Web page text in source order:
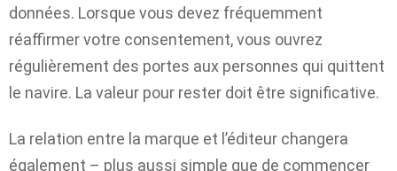
données. Lorsque vous devez fréquemment
réaffirmer votre consentement, vous ouvrez
régulièrement des portes aux personnes qui quittent
le navire. La valeur pour rester doit être significative.
La relation entre la marque et l’éditeur changera
également – plus aussi simple que de commencer